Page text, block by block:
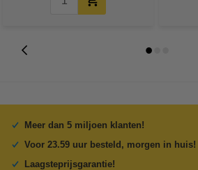
Meer dan 5 miljoen klanten!
Voor 23.59 uur besteld, morgen in huis!
Laagsteprijsgarantie!